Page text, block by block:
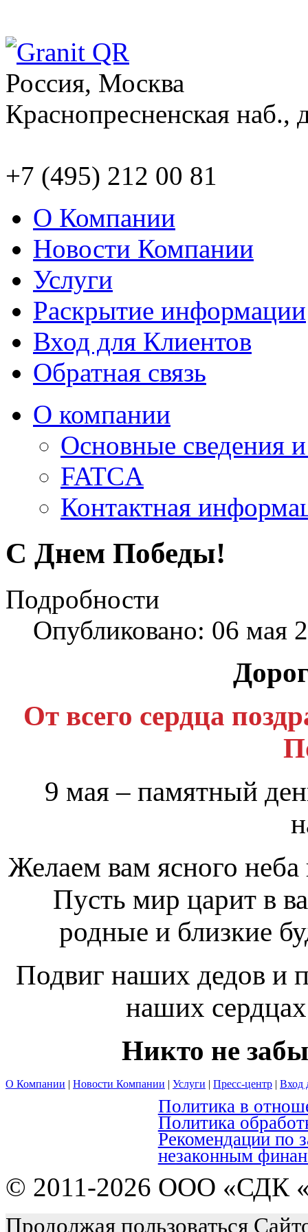
Россия, Москва
Краснопресненская наб.,
+7 (495) 212 00 81
О Компании
Новости Компании
Услуги
Раскрытие информации
Вход для Клиентов
Обратная связь
О компании
Основные сведения
FATCA
Контактная
С Днем Победы!
Подробности
Опубликовано: 06 мая
От всего сердца
9 мая – памятный
Желаем вам ясного неба
Пусть мир царит в
родные и близкие
Подвиг наших дедов и
наших
Никто не
О Компании | Новости Компании | Услуги | Пресс-центр | Вход
Политика в
Политика
Рекомендации по
незаконным
© 2011-2026 ООО «СДК
Продолжая пользоваться